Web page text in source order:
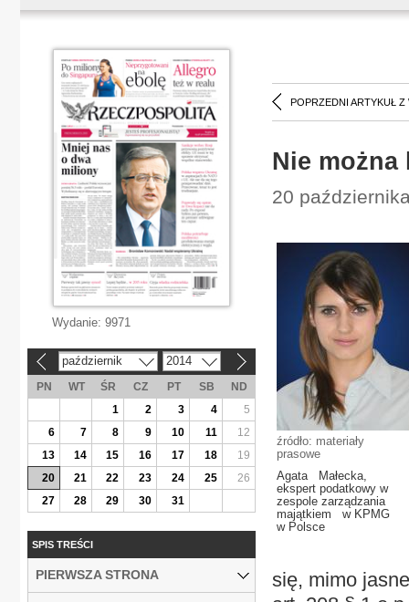
POPRZEDNI ARTYKUŁ Z
Nie można
20
źródło: materiały
prasowe
Agata Małecka,
ekspert podatkowy w
zespole zarządzania
majątkiem w KPMG
w Polsce
się, mimo
Wydanie: 9971
październik 2014
PN WT ŚR CZ PT SB
ND
1
2 3 4
5
6
7 8 9 10 11
12
13
14 15 16 17 18
19
20
21 22 23 24 25
26
27
28 29 30 31
SPIS TREŚCI
PIERWSZA STRONA